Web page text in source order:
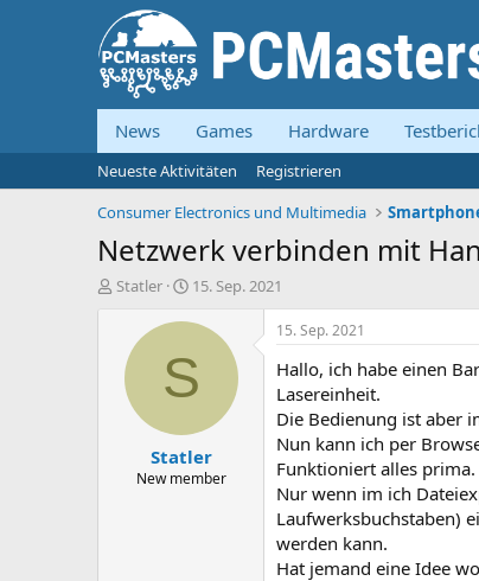
News Games Hardware
Neueste Aktivitäten
Registrieren
Consumer Electronics und Multimedia
Netzwerk verbinden mit
E
Statler
E
s
e
l
t
a
m
15. Sep. 2021
S
Statler
New member
15. Sep. 2021
Hallo, ich habe einen
Lasereinheit.
Die Bedienung ist aber
Nun kann ich per
Funktioniert alles prima.
Nur wenn im ich
Laufwerksbuchstaben)
werden kann.
Hat jemand eine Idee